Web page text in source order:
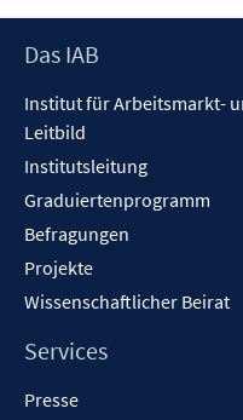
Footer
Das IAB
Institut für Arbeitsmarkt-
Leitbild
Institutsleitung
Graduiertenprogramm
Befragungen
Projekte
Wissenschaftlicher Beirat
Services
Presse